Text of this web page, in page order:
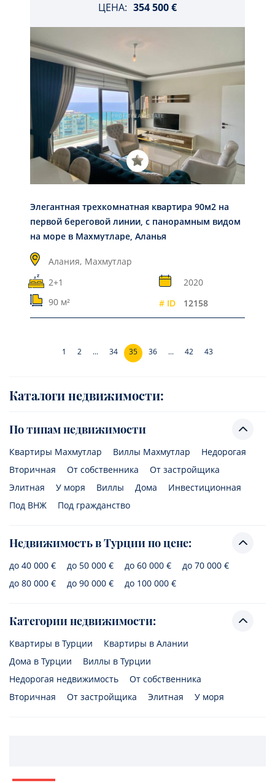
ЦЕНА: 354 500 €
Элегантная трехкомнатная квартира 90м2 на
первой береговой линии, с панорамным видом
на море в Махмутларе, Аланья
Алания, Махмутлар
2+1
2020
90 м²
# ID 12158
1 2 ... 34 35 36 ... 42 43
Каталоги недвижимости:
По типам недвижимости
Квартиры Махмутлар Виллы Махмутлар
Недорогая
Вторичная
От собственника
От застройщика
Элитная
У моря Виллы Дома
Инвестиционная
Под ВНЖ
Под гражданство
Недвижимость в Турции по цене:
до 40 000 € до 50 000 € до 60 000 €
до 70 000 €
до 80 000 €
до 90 000 € до 100 000 €
Категории недвижимости:
Квартиры в Турции
Квартиры в Алании
Дома в Турции
Виллы в Турции
Недорогая недвижимость
От собственника
Вторичная
От застройщика Элитная У моря